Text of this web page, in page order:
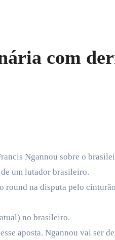
com
Ngannou sobre o
um lutador brasileiro.
round na disputa pelo
no brasileiro.
aposta. Ngannou vai ser